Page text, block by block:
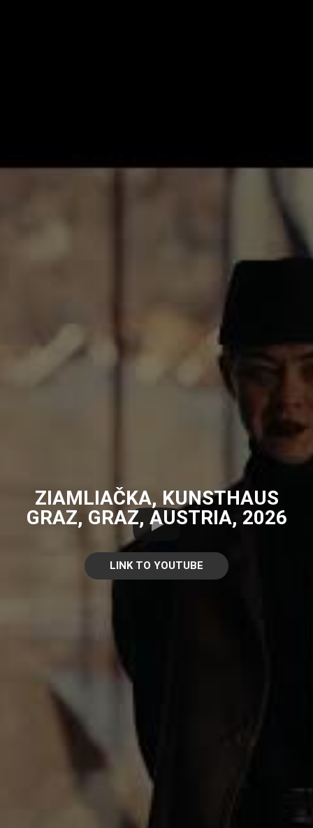
ZIAMLIAČKA, KUNSTHAUS
GRAZ, GRAZ, AUSTRIA, 2026
LINK TO YOUTUBE